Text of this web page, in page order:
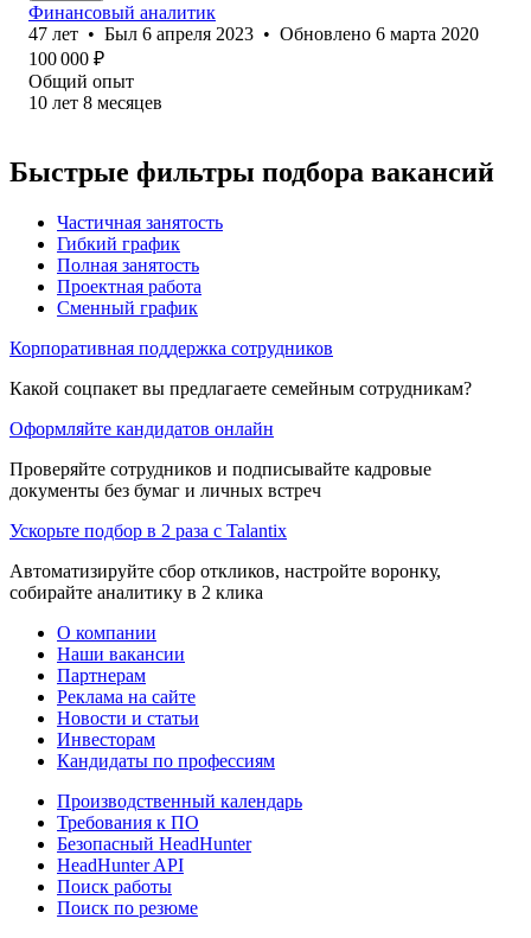
Финансовый аналитик
47 лет • Был 6 апреля 2023 • Обновлено 6 марта 2020
100 000 ₽
Общий опыт
10 лет 8 месяцев
Быстрые фильтры подбора вакансий
Частичная занятость
Гибкий график
Полная занятость
Проектная работа
Сменный график
Корпоративная поддержка сотрудников
Какой соцпакет вы предлагаете семейным сотрудникам?
Оформляйте кандидатов онлайн
Проверяйте сотрудников и подписывайте кадровые
документы без бумаг и личных встреч
Ускорьте подбор в 2 раза с Talantix
Автоматизируйте сбор откликов, настройте воронку,
собирайте аналитику в 2 клика
О компании
Наши вакансии
Партнерам
Реклама на сайте
Новости и статьи
Инвесторам
Кандидаты по профессиям
Производственный календарь
Требования к ПО
Безопасный HeadHunter
HeadHunter API
Поиск работы
Поиск по резюме